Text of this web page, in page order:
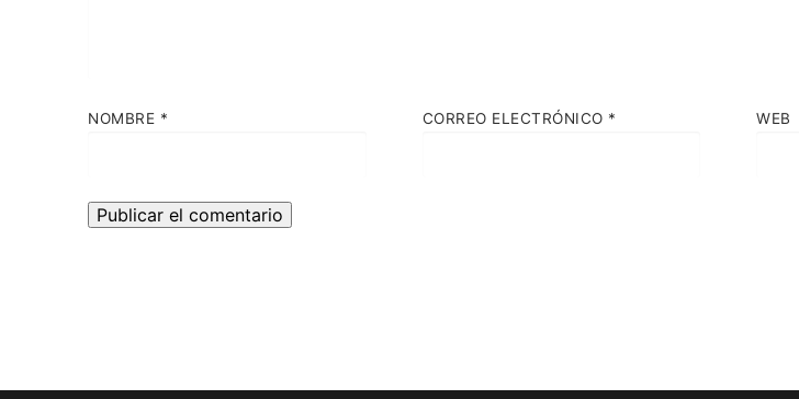
NOMBRE * CORREO ELECTRÓNICO * WEB